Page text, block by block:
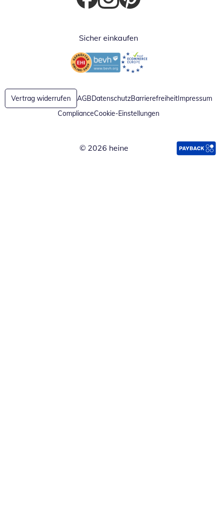
Öffnet in neuem Fenster
Öffnet in neuem Fenster
Öffnet in neuem Fenster
Sicher einkaufen
Öffnet in neuem FensterÖffnet in neuem Fenster
Vertrag widerrufen AGBDatenschutzBarrierefreiheitImpressum
ComplianceCookie-Einstellungen
© 2026 heine